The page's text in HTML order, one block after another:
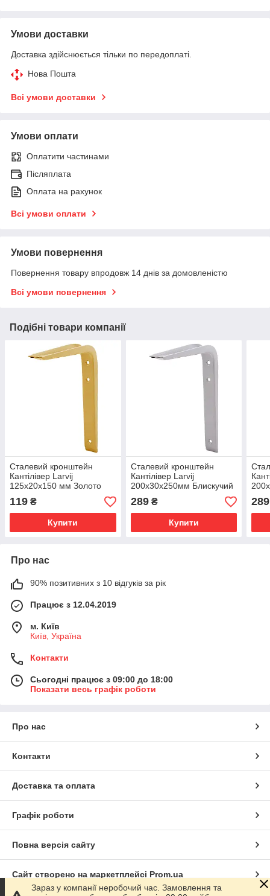
Умови доставки
Доставка здійснюється тільки по передоплаті.
Нова Пошта
Всі умови доставки
Умови оплати
Оплатити частинами
Післяплата
Оплата на рахунок
Всі умови оплати
Умови повернення
Повернення товару впродовж 14 днів за домовленістю
Всі умови повернення
Подібні товари компанії
Сталевий кронштейн
Кантілівер Larvij
125x20x150 мм Золото
(L7496GO)
119 ₴
Купити
Сталевий кронштейн
Кантілівер Larvij
200х30х250мм Блискучий
алюміній (L7498GA)
289₴
Купити
289
Про нас
90% позитивних з 10 відгуків за рік
Працює з 12.04.2019
м. Київ
Київ, Україна
Контакти
Сьогодні працює з 09:00 до 18:00
Показати весь графік роботи
Про нас
Контакти
Доставка та оплата
Графік роботи
Повна версія сайту
Сайт створено на маркетплейсі Prom.ua
Зараз у компанії неробочий час. Замовлення та